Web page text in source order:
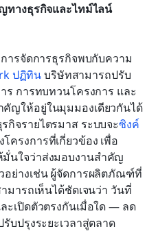
ทางธุรกิจและไทม์ไลน์
ารจัดการธุรกิจพบกับความ
ปฏิทิน บริษัทสามารถปรับ
ร การทบทวนโครงการ และ
ญให้อยู่ในมุมมองเดียวกันได้
กิจรายไตรมาส ระบบจะซิงค์
ครงการที่เกี่ยวข้อง เพื่อ
นใจว่าส่งมอบงานสำคัญ
อย่างเช่น ผู้จัดการผลิตภัณฑ์ที่
มารถเห็นได้ชัดเจนว่า วันที่
เปิดตัวตรงกันเมื่อใด — ลด
บปรุงระยะเวลาสู่ตลาด